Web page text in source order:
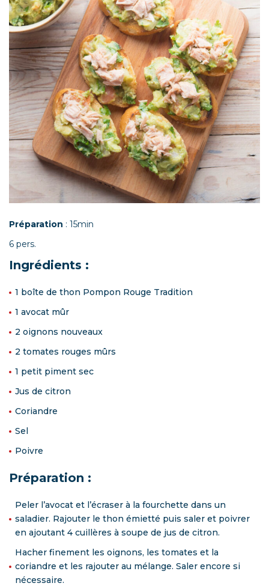
Préparation : 15min
6 pers.
Ingrédients :
1 boîte de thon Pompon Rouge Tradition
1 avocat mûr
2 oignons nouveaux
2 tomates rouges mûrs
1 petit piment sec
Jus de citron
Coriandre
Sel
Poivre
Préparation :
Peler l’avocat et l’écraser à la fourchette dans un
saladier. Rajouter le thon émietté puis saler et poivrer
en ajoutant 4 cuillères à soupe de jus de citron.
Hacher finement les oignons, les tomates et la
coriandre et les rajouter au mélange. Saler encore si
nécessaire.